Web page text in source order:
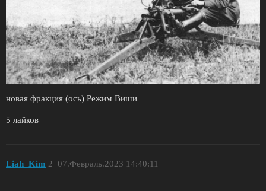
новая фракция (ось) Режим Виши
5 лайков
Liah_Kim 07.Февраль.2023 14:40:11
2